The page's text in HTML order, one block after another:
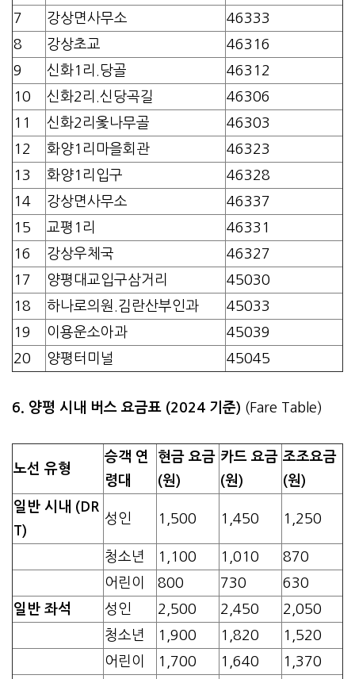
7
강상면사무소
46333
8
강상초교
46316
9
신화1리.당골
46312
10
신화2리.신당곡길
46306
11
신화2리옻나무골
46303
12
화양1리마을회관
46323
13
화양1리입구
46328
14
강상면사무소
46337
15
교평1리
46331
16
강상우체국
46327
17
양평대교입구삼거리
45030
18
하나로의원.김란산부인과
45033
19
이용운소아과
45039
20
양평터미널 45045
6. 양평 시내 버스 요금표 (2024 기준) (Fare Table)
노선 유형
승객 연
령대
현금 요금
(원)
카드 요금
(원)
조조요금
(원)
일반 시내 (DR
T)
성인 1,500 1,450 1,250
청소년 1,100 1,010
870
어린이
800 730
630
일반 좌석
성인 2,500 2,450
2,050
청소년
1,900 1,820
1,520
어린이
1,700 1,640 1,370